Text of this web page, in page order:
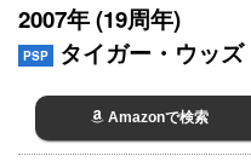
2007年 (19周年)
PSP タイガー・ウッ
Amazonで検索